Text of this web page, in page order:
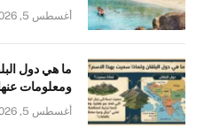
أغسطس 5, 2026
ما هي دول
ومعلومات
أغسطس 5, 2026